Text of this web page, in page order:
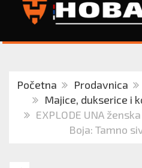
Početna Prodavnica
Majice, dukserice i
EXPLODE UNA
Boja: Tamno